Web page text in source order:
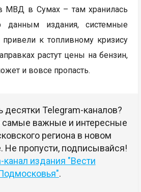
МВД в Сумах – там хранилась
данным издания, системные
к топливному кризису
растут цены на бензин,
и вовсе пропасть.
десятки Telegram-каналов?
важные и интересные
региона в новом
Не пропусти, подписывайся!
канал издания "Вести
.